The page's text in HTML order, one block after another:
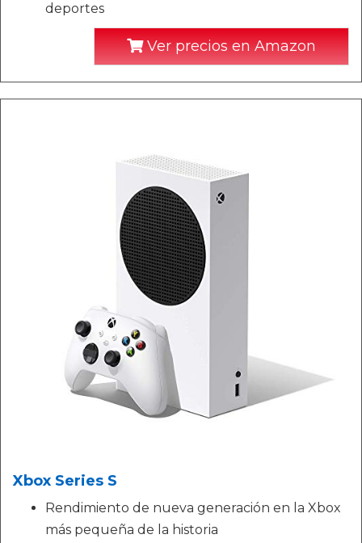
deportes
Ver precios en Amazon
Xbox Series S
Rendimiento de nueva generación en la Xbox
más pequeña de la historia